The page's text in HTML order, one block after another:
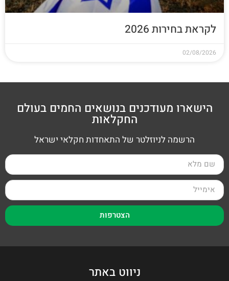
לקראת בחירות 2026
02/08/2026
הישארו מעודכנים בנושאים החמים בעולם
החקלאות
הרשמה לניוזלטר של התאחדות חקלאי ישראל
הצטרפות
ניווט באתר